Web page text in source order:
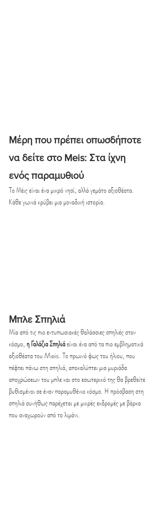
Μέρη που πρέπει οπωσδήποτε
να δείτε στο Meis: Στα ίχνη
ενός παραμυθιού
Το Μέις είναι ένα μικρό νησί, αλλά γεμάτο αξιοθέατα.
Κάθε γωνιά κρύβει μια μοναδική ιστορία.
Μπλε Σπηλιά
Μία από τις πιο εντυπωσιακές θαλάσσιες σπηλιές στον
κόσμο, η Γαλάζια Σπηλιά είναι ένα από τα πιο εμβληματικά
αξιοθέατα του Meis. Το πρωινό φως του ήλιου, που
πέφτει πάνω στη σπηλιά, αποκαλύπτει μια μυριάδα
αποχρώσεων του μπλε και στο εσωτερικό της θα βρεθείτε
βυθισμένοι σε έναν παραμυθένιο κόσμο. Η πρόσβαση στη
σπηλιά συνήθως παρέχεται με μικρές εκδρομές με βάρκα
που αναχωρούν από το λιμάνι.